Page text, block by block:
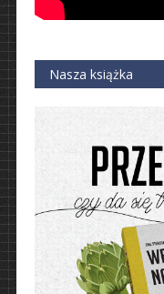
Nasza książka